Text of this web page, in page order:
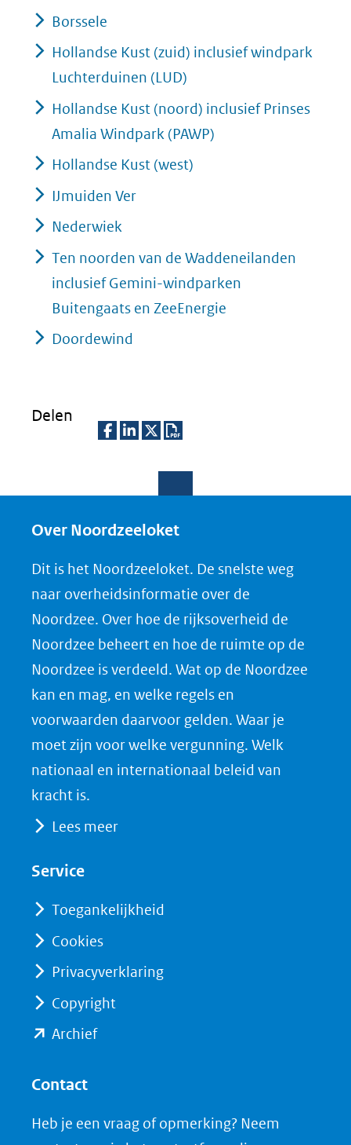
Borssele
Hollandse Kust (zuid) inclusief windpark
Luchterduinen (LUD)
Hollandse Kust (noord) inclusief Prinses
Amalia Windpark (PAWP)
Hollandse Kust (west)
IJmuiden Ver
Nederwiek
Ten noorden van de Waddeneilanden
inclusief Gemini-windparken
Buitengaats en ZeeEnergie
Doordewind
Delen
e
o
p
F
a
c
e
b
o
o
in
(verwijst
een
andere
website)
e
o
p
L
i
n
k
e
d
I
(verwijst
andere
e
o
p
X
(opent
in
nieuw
venster)
(verwijst
naar
n
o
a
d
P
D
F
Over Noordzeeloket
Dit is het Noordzeeloket. De snelste weg
naar overheidsinformatie over de
Noordzee. Over hoe de rijksoverheid de
Noordzee beheert en hoe de ruimte op de
Noordzee is verdeeld. Wat op de Noordzee
kan en mag, en welke regels en
voorwaarden daarvoor gelden. Waar je
moet zijn voor welke vergunning. Welk
nationaal en internationaal beleid van
kracht is.
Lees meer
Service
Toegankelijkheid
Cookies
Privacyverklaring
Copyright
Archief(opent
(verwijst
Contact
Heb je een vraag of opmerking? Neem